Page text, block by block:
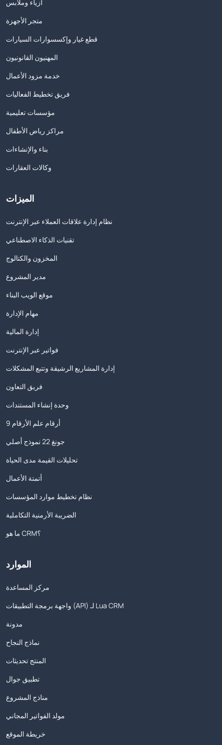
أزياء وملابس
متجر الأجهزة
قطع غيار وإكسسوارات السيارات
المهنيون القانونيون
خدمة مزود الأعمال
فريق تخطيط الفعاليات
مؤسسات تعليمية
مراكز رياض الأطفال
بناء والإنشاءات
وكالات العقارات
الميزات
نظام إدارة علاقات العملاء عبر الإنترنت
تقنيات الذكاء الاصطناعي
المخزون والكتالوج
مدير المشروع
موقع الويب البناء
مهام الإدارة
إدارة المالية
فواتير عبر الإنترنت
إدارة المشاريع الرشيقة وتتبع المشكلات
فريق التعاون
وحدة إنشاء المستندات
9 أرقام علم الأرقام
جونغ 22 نموذج أصلي
تحليلات القيمة مدى الحياة
أتمتة الأعمال
نظام تخطيط موارد المؤسسات
الضريبة الأرمنية التكاملية
ما هو CRM؟
الموارد
مركز المساعدة
واجهة برمجة التطبيقات (API) لـ Lua CRM
مدونة
نماذج النجاح
المنتج تحديثات
تطبيق جوال
مناذج المشروع
مولد الفواتير المجاني
خريطة الموقع